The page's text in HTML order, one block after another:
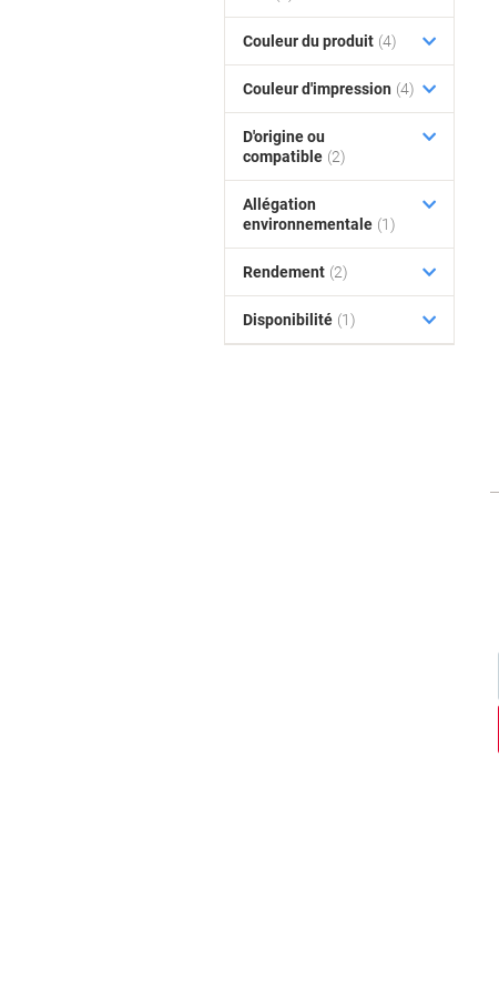
Couleur du produit (4)
Couleur d'impression (4)
D'origine ou
compatible (2)
Allégation
environnementale (1)
Rendement (2)
Disponibilité (1)